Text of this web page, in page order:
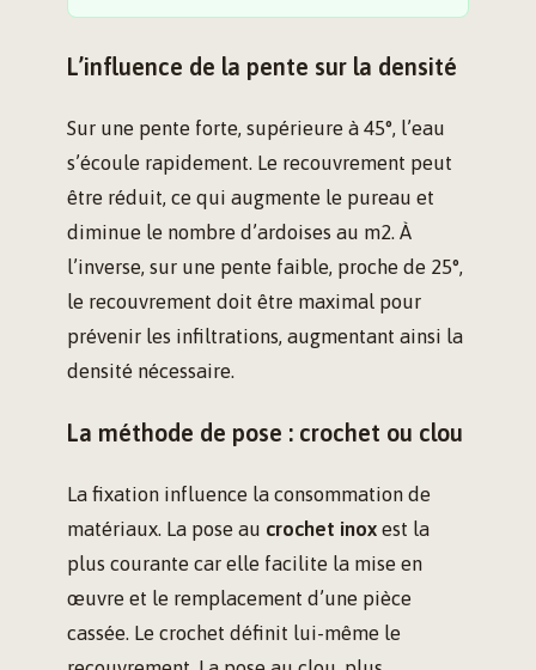
L’influence de la pente sur la densité
Sur une pente forte, supérieure à 45°, l’eau
s’écoule rapidement. Le recouvrement peut
être réduit, ce qui augmente le pureau et
diminue le nombre d’ardoises au m2. À
l’inverse, sur une pente faible, proche de 25°,
le recouvrement doit être maximal pour
prévenir les infiltrations, augmentant ainsi la
densité nécessaire.
La méthode de pose : crochet ou clou
La fixation influence la consommation de
matériaux. La pose au crochet inox est la
plus courante car elle facilite la mise en
œuvre et le remplacement d’une pièce
cassée. Le crochet définit lui-même le